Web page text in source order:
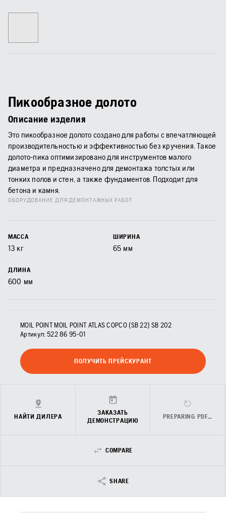
Пикообразное долото
Описание изделия
Это пикообразное долото создано для работы с впечатляющей
производительностью и эффективностью без кручения. Такое
долото-пика оптимизировано для инструментов малого
диаметра и предназначено для демонтажа толстых или
тонких полов и стен, а также фундаментов. Подходит для
бетона и камня.
ОБОРУДОВАНИЕ ДЛЯ ДЕМОНТАЖНЫХ РАБОТ
МАССА
13 кг
ШИРИНА
65 мм
ДЛИНА
600 мм
MOIL POINT MOIL POINT ATLAS COPCO (SB 22) SB 202
Артикул: 522 86 95‑01
ПОЛУЧИТЬ ПРЕЙСКУРАНТ
НАЙТИ ДИЛЕРА
ЗАКАЗАТЬ
ДЕМОНСТРАЦИЮ
PREPARING PDF…
COMPARE
SHARE